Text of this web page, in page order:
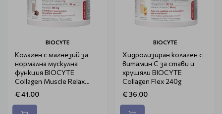
BIOCYTE
Колаген с магнезий за
нормална мускулна
функция BIOCYTE
Collagen Muscle Relax
220gr
€ 41.00
BIOCYTE
Хидролизиран колаген с
витамин C за стави и
хрущяли BIOCYTE
Collagen Flex 240g
€ 36.00